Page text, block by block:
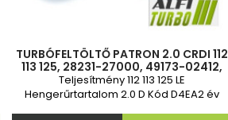
TURBÓFELTÖLTŐ PATRON 2.0 CRDI 112
113 125, 28231-27000, 49173-02412,
49173-02410, 49173-02401, 49173-
02401
Teljesítmény 112 113 125 LE
Hengerűrtartalom 2.0 D Kód D4EA2 év